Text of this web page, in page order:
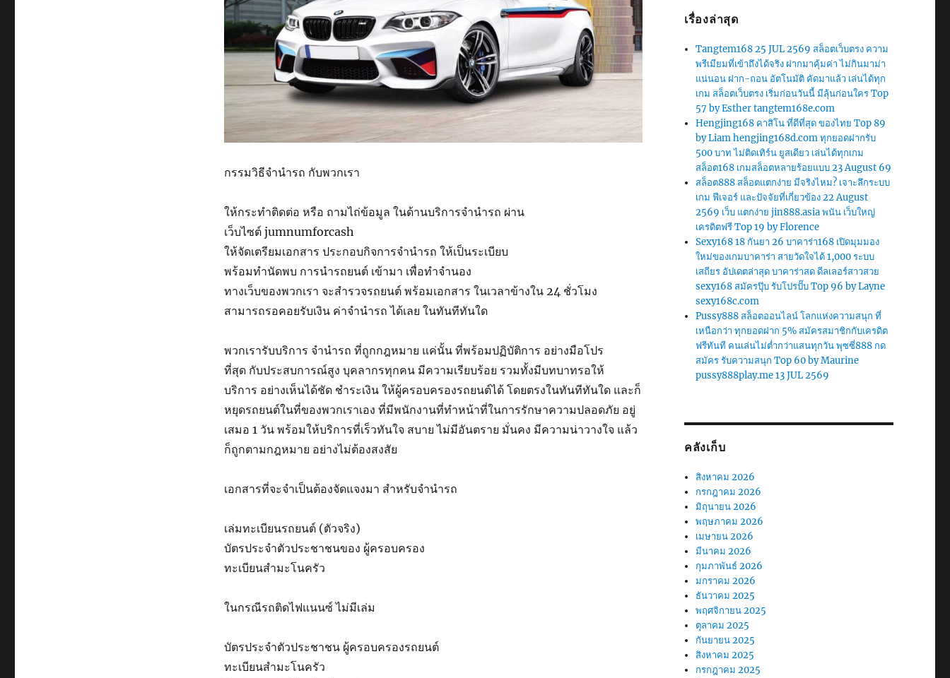
กรรมวิธีจำนำรถ กับพวกเรา
ให้กระทำติดต่อ หรือ ถามไถ่ข้อมูล ในด้านบริการจำนำรถ ผ่าน
เว็บไซต์ jumnumforcash
ให้จัดเตรียมเอกสาร ประกอบกิจการจำนำรถ ให้เป็นระเบียบ
พร้อมทำนัดพบ การนำรถยนต์ เข้ามา เพื่อทำจำนอง
ทางเว็บของพวกเรา จะสำรวจรถยนต์ พร้อมเอกสาร ในเวลาข้างใน 24 ชั่วโมง
สามารถรอคอยรับเงิน ค่าจำนำรถได้เลย ในทันทีทันใด
พวกเรารับบริการ จำนำรถ ที่ถูกกฎหมาย แค่นั้น ที่พร้อมปฏิบัติการ อย่างมือโปร
ที่สุด กับประสบการณ์สูง บุคลากรทุกคน มีความเรียบร้อย รวมทั้งมีบทบาทรอให้
บริการ อย่างเห็นได้ชัด ชำระเงิน ให้ผู้ครอบครองรถยนต์ได้ โดยตรงในทันทีทันใด และก็
หยุดรถยนต์ในที่ของพวกเราเอง ที่มีพนักงานที่ทำหน้าที่ในการรักษาความปลอดภัย อยู่
เสมอ 1 วัน พร้อมให้บริการที่เร็วทันใจ สบาย ไม่มีอันตราย มั่นคง มีความน่าวางใจ แล้ว
ก็ถูกตามกฎหมาย อย่างไม่ต้องสงสัย
เอกสารที่จะจำเป็นต้องจัดแจงมา สำหรับจำนำรถ
เล่มทะเบียนรถยนต์ (ตัวจริง)
บัตรประจำตัวประชาชนของ ผู้ครอบครอง
ทะเบียนสำมะโนครัว
ในกรณีรถติดไฟแนนซ์ ไม่มีเล่ม
บัตรประจำตัวประชาชน ผู้ครอบครองรถยนต์
ทะเบียนสำมะโนครัว
เรื่องล่าสุด
Tangtem168 25 JUL 2569 สล็อตเว็บตรง ความ
พรีเมียมที่เข้าถึงได้จริง ฝากมาคุ้มค่า ไม่กินมาม่า
แน่นอน ฝาก-ถอน อัตโนมัติ คัดมาแล้ว เล่นได้ทุก
เกม สล็อตเว็บตรง เริ่มก่อนวันนี้ มีลุ้นก่อนใคร Top
57 by Esther tangtem168e.com
Hengjing168 คาสิโน ที่ดีที่สุด ของไทย Top 89
by Liam hengjing168d.com ทุกยอดฝากรับ
500 บาท ไม่ติดเทิร์น ยูสเดียว เล่นได้ทุกเกม
สล็อต168 เกมสล็อตหลายร้อยแบบ 23 August 69
สล็อต888 สล็อตแตกง่าย มีจริงไหม? เจาะลึกระบบ
เกม ฟีเจอร์ และปัจจัยที่เกี่ยวข้อง 22 August
2569 เว็บ แตกง่าย jin888.asia พนัน เว็บใหญ่
เครดิตฟรี Top 19 by Florence
Sexy168 18 กันยา 26 บาคาร่า168 เปิดมุมมอง
ใหม่ของเกมบาคาร่า สายวัดใจได้ 1,000 ระบบ
เสถียร อัปเดตล่าสุด บาคาร่าสด ดีลเลอร์สาวสวย
sexy168 สมัครปุ๊บ รับโปรปั๊บ Top 96 by Layne
sexy168c.com
Pussy888 สล็อตออนไลน์ โลกแห่งความสนุก ที่
เหนือกว่า ทุกยอดฝาก 5% สมัครสมาชิกกับเครดิต
ฟรีทันที คนเล่นไม่ต่ำกว่าแสนทุกวัน พุซซี่888 กด
สมัคร รับความสนุก Top 60 by Maurine
pussy888play.me 13 JUL 2569
คลังเก็บ
สิงหาคม 2026
กรกฎาคม 2026
มิถุนายน 2026
พฤษภาคม 2026
เมษายน 2026
มีนาคม 2026
กุมภาพันธ์ 2026
มกราคม 2026
ธันวาคม 2025
พฤศจิกายน 2025
ตุลาคม 2025
กันยายน 2025
สิงหาคม 2025
กรกฎาคม 2025